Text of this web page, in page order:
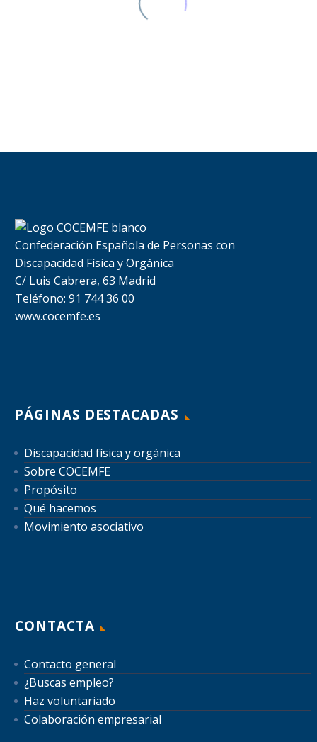
Confederación Española de Personas con
Discapacidad Física y Orgánica
C/ Luis Cabrera, 63 Madrid
Teléfono: 91 744 36 00
www.cocemfe.es
PÁGINAS DESTACADAS
Discapacidad física y orgánica
Sobre COCEMFE
Propósito
Qué hacemos
Movimiento asociativo
CONTACTA
Contacto general
¿Buscas empleo?
Haz voluntariado
Colaboración empresarial